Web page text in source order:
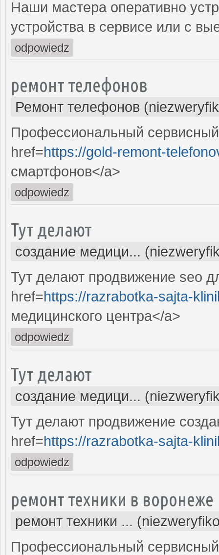
Наши мастера оперативно
устройства в сервисе или с
odpowiedz
ремонт телефонов
Ремонт телефонов
Профессиональный
href=https://gold-remont-
смартфонов</a>
odpowiedz
Тут делают
создание медици...
Тут делают продвижение seo
href=https://razrabotka-sajta-
медицинского центра</a>
odpowiedz
Тут делают
создание медици...
Тут делают продвижение
href=https://razrabotka-sajta-
odpowiedz
ремонт техники в воронеже
ремонт техники ...
Профессиональный